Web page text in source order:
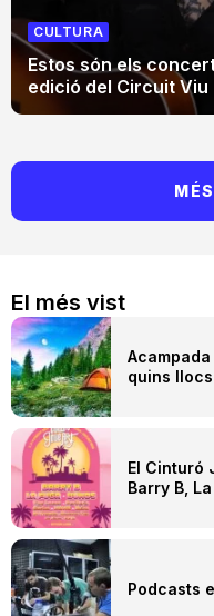
El més vist
quins
El Cinturó
Barry B,
Podcasts
CULTURA
Estos són els
edició del Circuit Viu